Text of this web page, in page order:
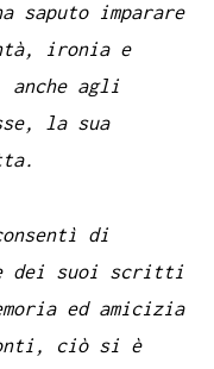
saputo imparare
ironia e
agli
la sua
di
dei suoi scritti
ed amicizia
ciò si è